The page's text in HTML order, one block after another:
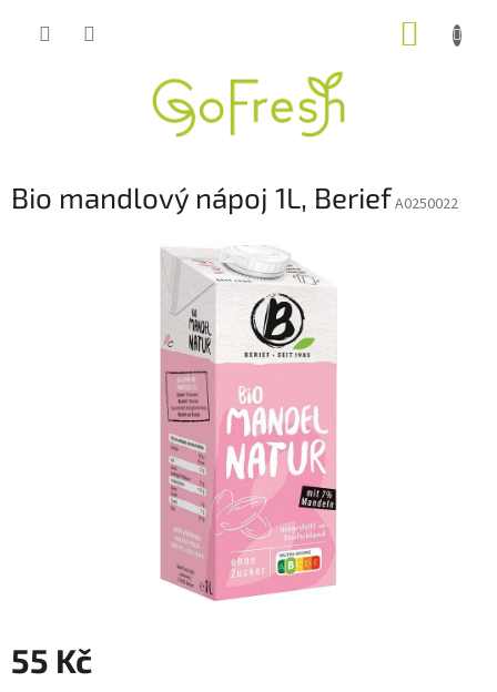
Bio mandlový nápoj 1L, BeriefA0250022
55 Kč